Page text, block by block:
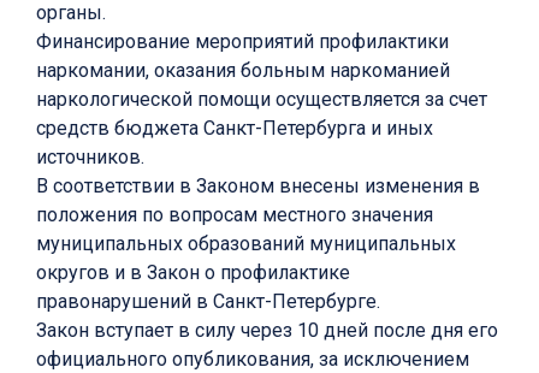
органы.
Финансирование мероприятий профилактики
наркомании, оказания больным наркоманией
наркологической помощи осуществляется за счет
средств бюджета Санкт-Петербурга и иных
источников.
В соответствии в Законом внесены изменения в
положения по вопросам местного значения
муниципальных образований муниципальных
округов и в Закон о профилактике
правонарушений в Санкт-Петербурге.
Закон вступает в силу через 10 дней после дня его
официального опубликования, за исключением